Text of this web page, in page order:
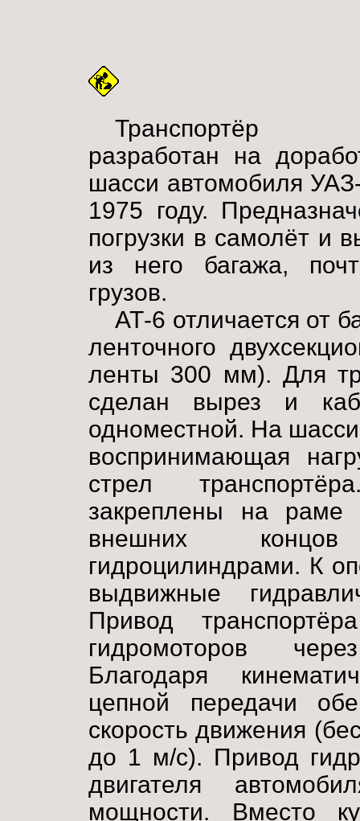
Транспортёр
разработан на
шасси автомобиля
1975 году.
погрузки в самолёт и
из него багажа,
грузов.
АТ-6 отличается от
ленточного
ленты 300 мм). Для
сделан вырез и
одноместной. На
воспринимающая
стрел
закреплены на раме
внешних
гидроцилиндрами. К
выдвижные
Привод
гидромоторов
Благодаря
цепной передачи
скорость движения
до 1 м/с). Привод
двигателя
мощности. Вместо